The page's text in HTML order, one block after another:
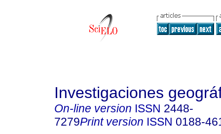
Investigaciones
On-line version ISSN 2448-
7279Print version ISSN 0188-